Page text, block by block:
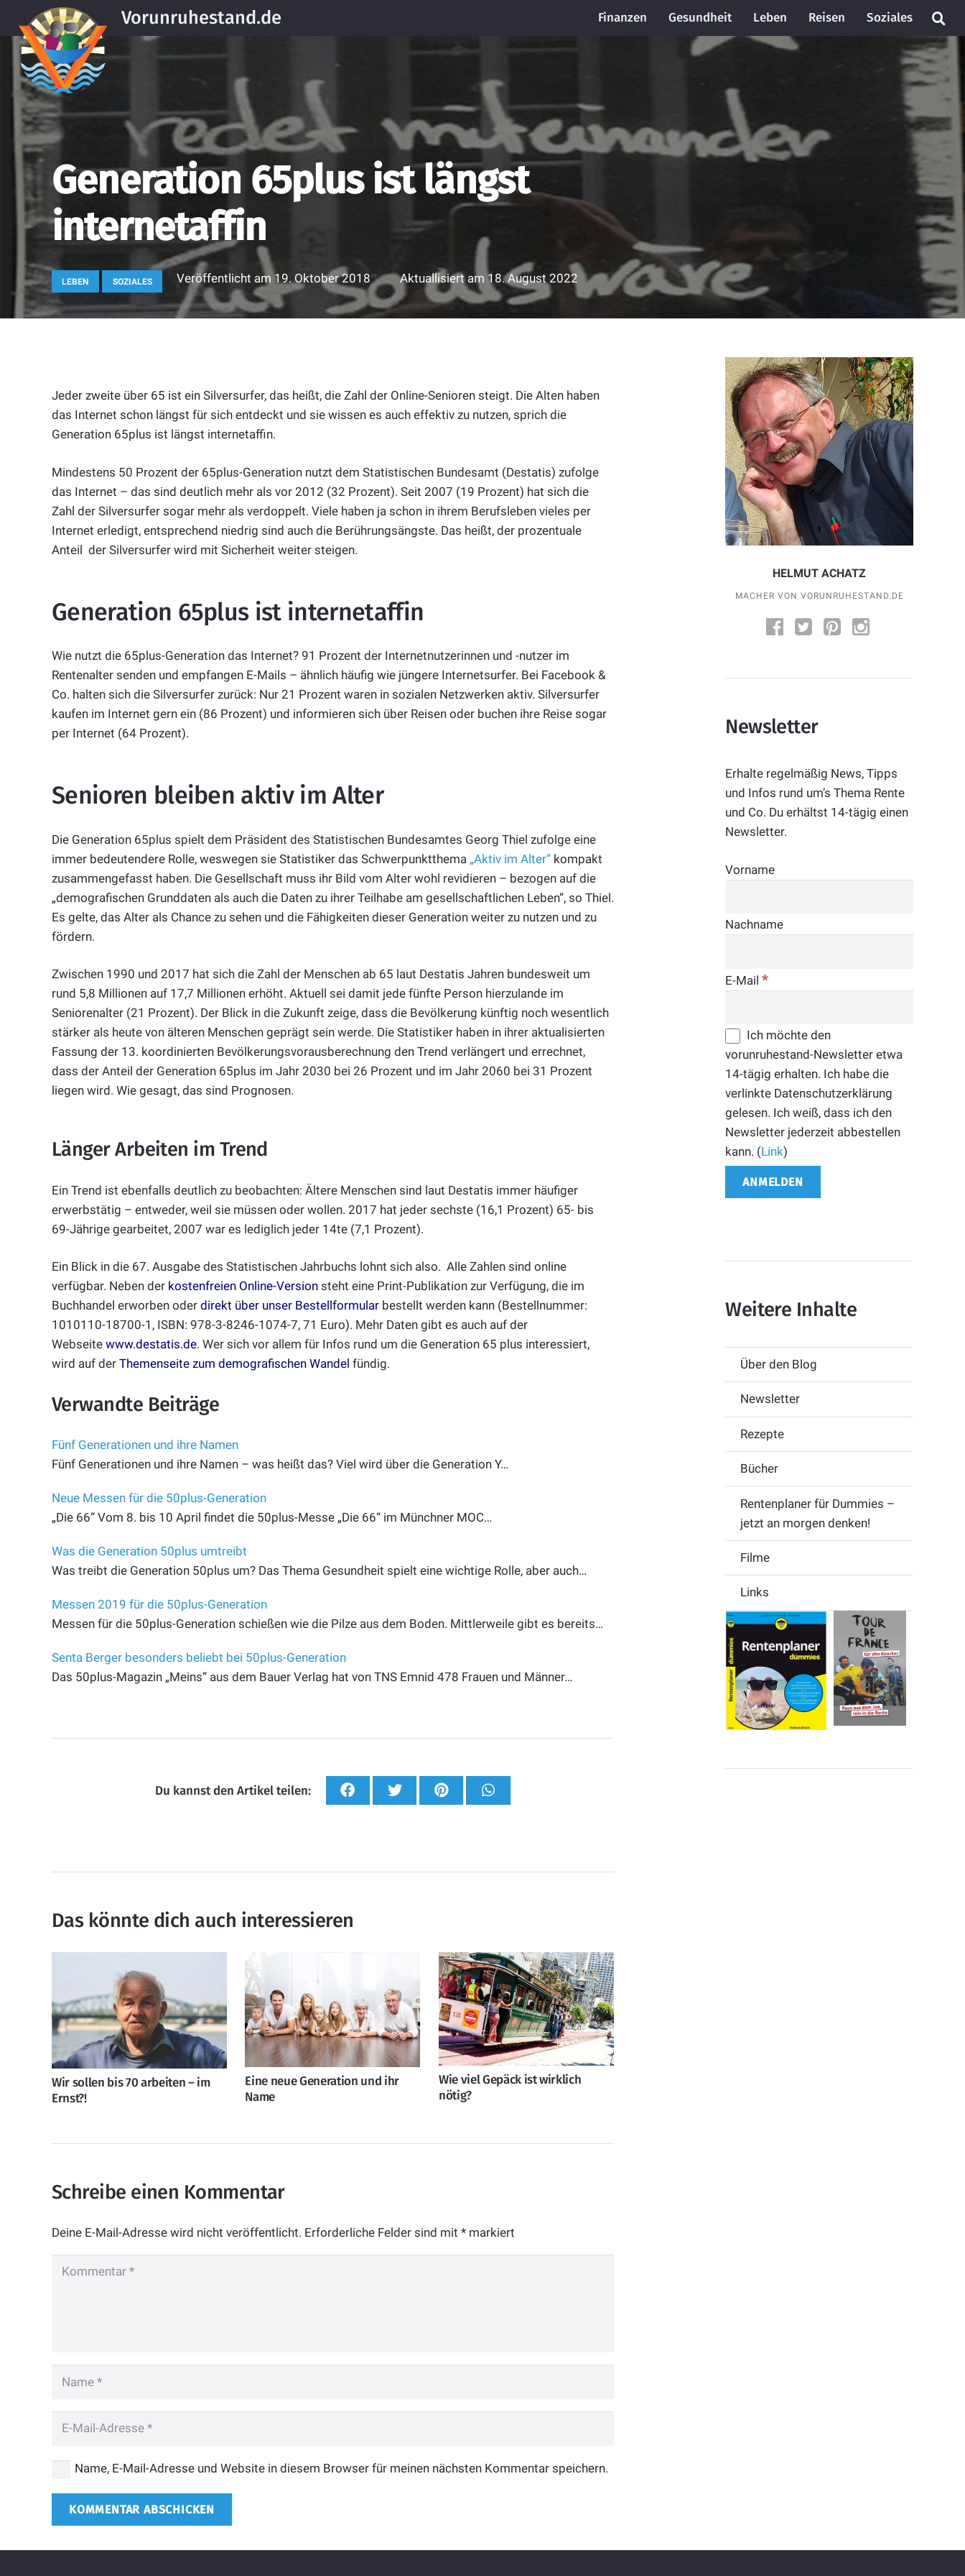
Vorunruhestand.de Finanzen Gesundheit Leben Reisen Soziales
Generation 65plus ist längst
internetaffin
LEBEN SOZIALES Veröffentlicht am19. Oktober 2018 Aktuallisiert am 18. August 2022
Jeder zweite über 65 ist ein Silversurfer, das heißt, die Zahl der Online-Senioren steigt. Die Alten haben
das Internet schon längst für sich entdeckt und sie wissen es auch effektiv zu nutzen, sprich die
Generation 65plus ist längst internetaffin.
Mindestens 50 Prozent der 65plus-Generation nutzt dem Statistischen Bundesamt (Destatis) zufolge
das Internet – das sind deutlich mehr als vor 2012 (32 Prozent). Seit 2007 (19 Prozent) hat sich die
Zahl der Silversurfer sogar mehr als verdoppelt. Viele haben ja schon in ihrem Berufsleben vieles per
Internet erledigt, entsprechend niedrig sind auch die Berührungsängste. Das heißt, der prozentuale
Anteil der Silversurfer wird mit Sicherheit weiter steigen.
Generation 65plus ist internetaffin
Wie nutzt die 65plus-Generation das Internet? 91 Prozent der Internetnutzerinnen und -nutzer im
Rentenalter senden und empfangen E-Mails – ähnlich häufig wie jüngere Internetsurfer. Bei Facebook &
Co. halten sich die Silversurfer zurück: Nur 21 Prozent waren in sozialen Netzwerken aktiv. Silversurfer
kaufen im Internet gern ein (86 Prozent) und informieren sich über Reisen oder buchen ihre Reise sogar
per Internet (64 Prozent).
Senioren bleiben aktiv im Alter
Die Generation 65plus spielt dem Präsident des Statistischen Bundesamtes Georg Thiel zufolge eine
immer bedeutendere Rolle, weswegen sie Statistiker das Schwerpunktthema „Aktiv im Alter“ kompakt
zusammengefasst haben. Die Gesellschaft muss ihr Bild vom Alter wohl revidieren – bezogen auf die
„demografischen Grunddaten als auch die Daten zu ihrer Teilhabe am gesellschaftlichen Leben“, so Thiel.
Es gelte, das Alter als Chance zu sehen und die Fähigkeiten dieser Generation weiter zu nutzen und zu
fördern.
Zwischen 1990 und 2017 hat sich die Zahl der Menschen ab 65 laut Destatis Jahren bundesweit um
rund 5,8 Millionen auf 17,7 Millionen erhöht. Aktuell sei damit jede fünfte Person hierzulande im
Seniorenalter (21 Prozent). Der Blick in die Zukunft zeige, dass die Bevölkerung künftig noch wesentlich
stärker als heute von älteren Menschen geprägt sein werde. Die Statistiker haben in ihrer aktualisierten
Fassung der 13. koordinierten Bevölkerungsvorausberechnung den Trend verlängert und errechnet,
dass der Anteil der Generation 65plus im Jahr 2030 bei 26 Prozent und im Jahr 2060 bei 31 Prozent
liegen wird. Wie gesagt, das sind Prognosen.
Länger Arbeiten im Trend
Ein Trend ist ebenfalls deutlich zu beobachten: Ältere Menschen sind laut Destatis immer häufiger
erwerbstätig – entweder, weil sie müssen oder wollen. 2017 hat jeder sechste (16,1 Prozent) 65- bis
69-Jährige gearbeitet, 2007 war es lediglich jeder 14te (7,1 Prozent).
Ein Blick in die 67. Ausgabe des Statistischen Jahrbuchs lohnt sich also. Alle Zahlen sind online
verfügbar. Neben der kostenfreien Online-Version steht eine Print-Publikation zur Verfügung, die im
Buchhandel erworben oder direkt über unser Bestellformular bestellt werden kann (Bestellnummer:
1010110-18700-1, ISBN: 978-3-8246-1074-7, 71 Euro). Mehr Daten gibt es auch auf der
Webseite www.destatis.de. Wer sich vor allem für Infos rund um die Generation 65 plus interessiert,
wird auf der Themenseite zum demografischen Wandel fündig.
Verwandte Beiträge
Fünf Generationen und ihre Namen
Fünf Generationen und ihre Namen – was heißt das? Viel wird über die Generation Y…
Neue Messen für die 50plus-Generation
„Die 66“ Vom 8. bis 10 April findet die 50plus-Messe „Die 66“ im Münchner MOC…
Was die Generation 50plus umtreibt
Was treibt die Generation 50plus um? Das Thema Gesundheit spielt eine wichtige Rolle, aber auch…
Messen 2019 für die 50plus-Generation
Messen für die 50plus-Generation schießen wie die Pilze aus dem Boden. Mittlerweile gibt es bereits…
Senta Berger besonders beliebt bei 50plus-Generation
Das 50plus-Magazin „Meins“ aus dem Bauer Verlag hat von TNS Emnid 478 Frauen und Männer…
Du kannst den Artikel teilen:
Das könnte dich auch interessieren
Wir sollen bis 70 arbeiten – im
Ernst?!
Eine neue Generation und ihr
Name
Wie viel Gepäck ist wirklich
nötig?
Schreibe einen Kommentar
Deine E-Mail-Adresse wird nicht veröffentlicht. Erforderliche Felder sind mit * markiert
Name, E-Mail-Adresse und Website in diesem Browser für meinen nächsten Kommentar speichern.
KOMMENTAR ABSCHICKEN
HELMUT ACHATZ
MACHER VON VORUNRUHESTAND.DE
Newsletter
Erhalte regelmäßig News, Tipps
und Infos rund um’s Thema Rente
und Co. Du erhältst 14-tägig einen
Newsletter.
Vorname
Nachname
E-Mail*
Ich möchte den
vorunruhestand-Newsletter etwa
14-tägig erhalten. Ich habe die
verlinkte Datenschutzerklärung
gelesen. Ich weiß, dass ich den
Newsletter jederzeit abbestellen
kann. (Link)
Weitere Inhalte
Über den Blog
Newsletter
Rezepte
Bücher
Rentenplaner für Dummies –
jetzt an morgen denken!
Filme
Links